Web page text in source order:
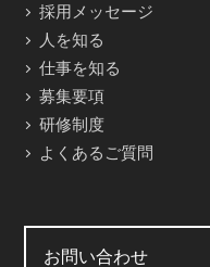
採用メッセージ
人を知る
仕事を知る
募集要項
研修制度
よくあるご質問
お問い合わせ